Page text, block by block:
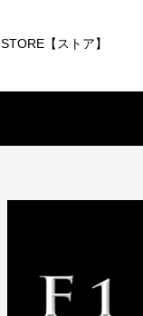
STORE【ストア】